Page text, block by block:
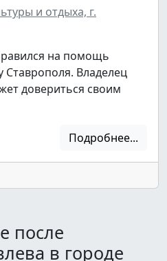
и отдыха, г.
на помощь
Ставрополя. Владелец
довериться своим
Подробнее...
после
в городе